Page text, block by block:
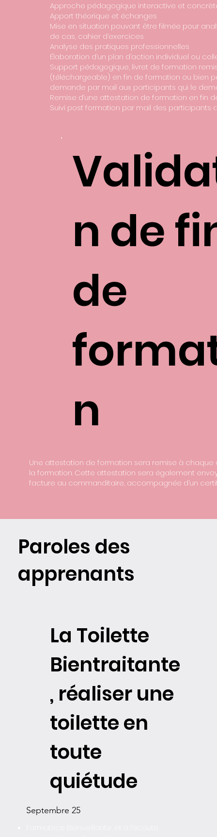
La Toilette
Bientraitante
, réaliser une
toilette en
toute
quiétude
Septembre 25
Paroles des
apprenants
Approche pédagogique interactive et
Apport théorique et échanges
Mise en situation pouvant être filmée pour
de cas, cahier d’exercices
Analyse des pratiques professionnelles
Élaboration d’un plan d’action individuel ou
Support pédagogique, livret de formation
(téléchargeable) en fin de formation ou bien
demande par mail aux participants qui le
Remise d’une attestation de formation en fin
Suivi post formation par mail des participants
Une attestation de formation sera remise à chaque
la formation. Cette attestation sera également
facture au commanditaire, accompagnée d’un
n de
de
n